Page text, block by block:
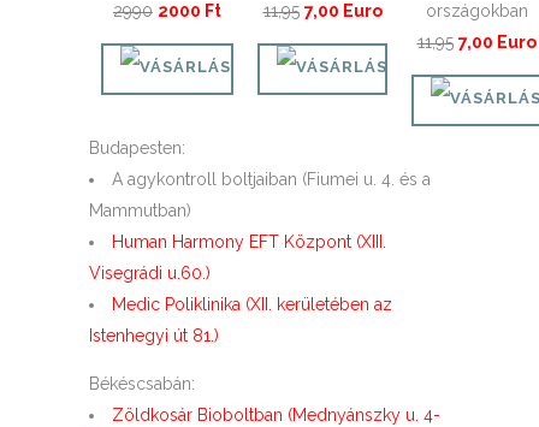
2990 2000 Ft
11,95 7,00 Euro
országokban
11,95 7,00 Euro
Budapesten:
A agykontroll boltjaiban (Fiumei u. 4. és a
Mammutban)
Human Harmony EFT Központ (XIII.
Visegrádi u.60.)
Medic Poliklinika (XII. kerületében az
Istenhegyi út 81.)
Békéscsabán:
Zöldkosár Bioboltban (Mednyánszky u. 4-